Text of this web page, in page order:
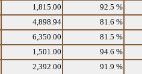
1,815.00 92.5 %
4,898.94 81.6 %
6,350.00 81.5 %
1,501.00 94.6 %
2,392.00 91.9 %